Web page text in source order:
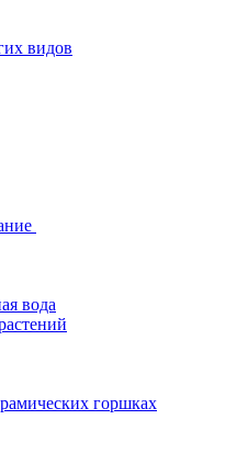
видов
вода
горшках